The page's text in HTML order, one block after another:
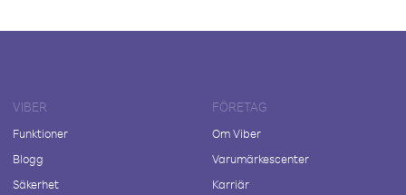
VIBER
Funktioner
Blogg
Säkerhet
FÖRETAG
Om Viber
Varumärkescenter
Karriär